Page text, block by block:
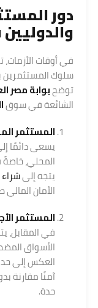
دور
في أوقات الأزمات،
سلوك المستثمرين
توضحبوابة مصر
الشائعة في سوق
المستثمر
يسعى دائمًا
المحلي،
يتجه إلىشراء
الأمان
المستثمر
في المقابل،
الأسواق
العكس إلى حد
آمنًا مقارنة
حدة.